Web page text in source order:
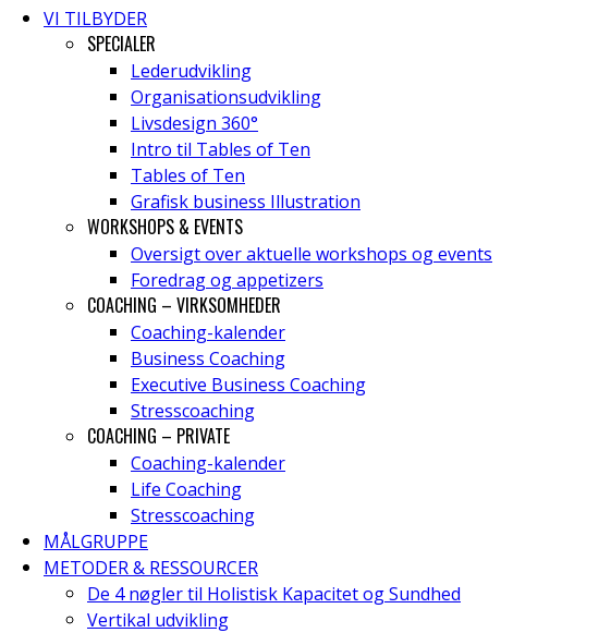
VI TILBYDER
SPECIALER
Lederudvikling
Organisationsudvikling
Livsdesign 360°
Intro til Tables of Ten
Tables of Ten
Grafisk business Illustration
WORKSHOPS & EVENTS
Oversigt over aktuelle workshops og events
Foredrag og appetizers
COACHING – VIRKSOMHEDER
Coaching-kalender
Business Coaching
Executive Business Coaching
Stresscoaching
COACHING – PRIVATE
Coaching-kalender
Life Coaching
Stresscoaching
MÅLGRUPPE
METODER & RESSOURCER
De 4 nøgler til Holistisk Kapacitet og Sundhed
Vertikal udvikling